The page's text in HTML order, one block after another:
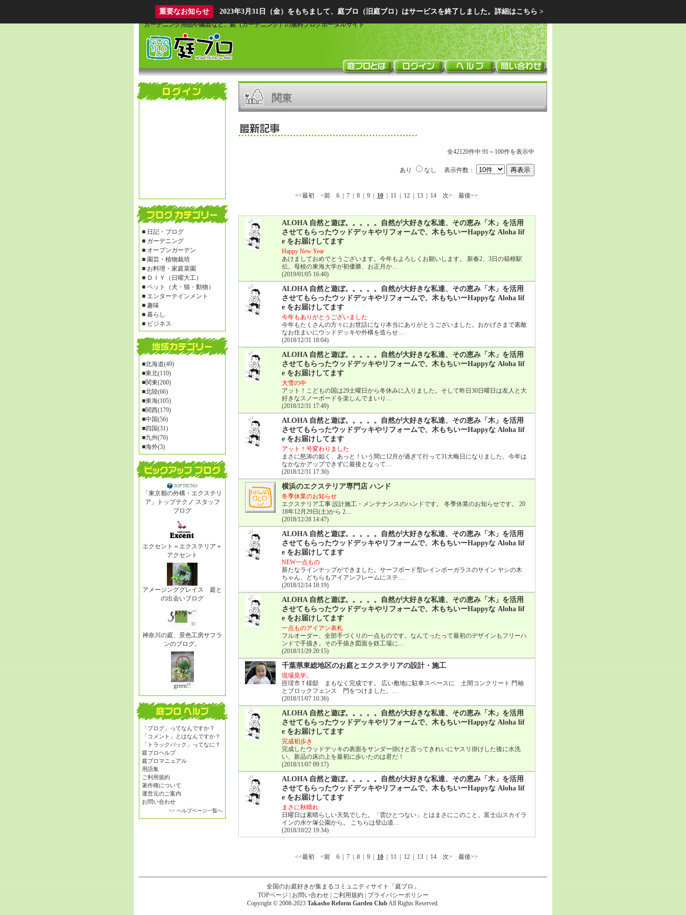
重要なお知らせ 2023年3月31日（金）をもちまして、庭ブロ（旧庭ブロ）はサービスを終了しました。 詳細はこちら >
エクステリア・庭・ガーデニングのリフォーム ガーデン クラブ
What is Niwablo?
ガーデニング用品や園芸など、庭（ガーデニング）の無料ブログポータルサイト
■ 日記・ブログ
■ ガーデニング
■ オープンガーデン
■ 園芸・植物栽培
■ お料理・家庭菜園
■ ＤＩＹ（日曜大工）
■ ペット（犬・猫・動物）
■ エンターテインメント
■ 趣味
■ 暮らし
■ ビジネス
■北海道(49)
■東北(110)
■関東(260)
■北陸(66)
■東海(105)
■関西(179)
■中国(56)
■四国(31)
■九州(70)
■海外(3)
「東京都の外構・エクステリ
ア」トップテクノ スタッフ
ブログ
エクセント＝エクステリア＋
アクセント
アメージンググレイス 庭と
の出会いブログ
神奈川の庭、景色工房サフラ
ンのブログ。
green!!
「ブログ」ってなんですか？
「コメント」とはなんですか？
「トラックバック」ってなに？
庭ブロヘルプ
庭ブロマニュアル
用語集
ご利用規約
著作権について
運営元のご案内
お問い合わせ
>> ヘルプページ一覧へ
関東
全42120件中 91～100件を表示中
あり なし 表示件数：
<<最初 <前 6 7 8 9 10 11 12 13 14 次> 最後>>
ALOHA 自然と遊ぼ。。。。。自然が大好きな私達、その恵み「木」を活用
させてもらったウッドデッキやリフォームで、木もちいーHappyな Aloha lif
e をお届けしてます
Happy New Year
あけましておめでとうございます。今年もよろしくお願いします。 新春2、3日の箱根駅
伝。母校の東海大学が初優勝、お正月か…
(2019/01/05 16:40)
ALOHA 自然と遊ぼ。。。。。自然が大好きな私達、その恵み「木」を活用
させてもらったウッドデッキやリフォームで、木もちいーHappyな Aloha lif
e をお届けしてます
今年もありがとうございました
今年もたくさんの方々にお世話になり本当にありがとうございました。おかげさまで素敵
なお住まいにウッドデッキや外構を造らせ…
(2018/12/31 18:04)
ALOHA 自然と遊ぼ。。。。。自然が大好きな私達、その恵み「木」を活用
させてもらったウッドデッキやリフォームで、木もちいーHappyな Aloha lif
e をお届けしてます
大雪の中
アット！こどもの国は29土曜日から冬休みに入りました。そして昨日30日曜日は友人と大
好きなスノーボードを楽しんでまいり…
(2018/12/31 17:49)
ALOHA 自然と遊ぼ。。。。。自然が大好きな私達、その恵み「木」を活用
させてもらったウッドデッキやリフォームで、木もちいーHappyな Aloha lif
e をお届けしてます
アット！号変わりました
まさに怒涛の如く、あっと！いう間に12月が過ぎて行って31大晦日になりました。今年は
なかなかアップできずに最後となって…
(2018/12/31 17:30)
横浜のエクステリア専門店 ハンド
冬季休業のお知らせ
エクステリア工事 設計施工・メンテナンスのハンドです。 冬季休業のお知らせです。 20
18年12月29日(土)から 2…
(2018/12/28 14:47)
ALOHA 自然と遊ぼ。。。。。自然が大好きな私達、その恵み「木」を活用
させてもらったウッドデッキやリフォームで、木もちいーHappyな Aloha lif
e をお届けしてます
NEW一点もの
新たなラインナップができました。サーフボード型レインボーガラスのサイン ヤシの木
ちゃん、どちらもアイアンフレームにステ…
(2018/12/14 18:19)
ALOHA 自然と遊ぼ。。。。。自然が大好きな私達、その恵み「木」を活用
させてもらったウッドデッキやリフォームで、木もちいーHappyな Aloha lif
e をお届けしてます
一点ものアイアン表札
フルオーダー、全部手づくりの一点ものです。なんてったって最初のデザインもフリーハ
ンドで手描き。その手描き図面を鉄工場に…
(2018/11/29 20:15)
千葉県東総地区のお庭とエクステリアの設計・施工
現場見学。
匝瑳市Ｔ様邸 まもなく完成です。 広い敷地に駐車スペースに 土間コンクリート 門袖
とブロックフェンス 門をつけました。…
(2018/11/07 10:36)
ALOHA 自然と遊ぼ。。。。。自然が大好きな私達、その恵み「木」を活用
させてもらったウッドデッキやリフォームで、木もちいーHappyな Aloha lif
e をお届けしてます
完成初歩き
完成したウッドデッキの表面をサンダー掛けと言ってきれいにヤスリ掛けした後に水洗
い、新品の床の上を最初に歩いたのは君だ！
(2018/11/07 09:17)
ALOHA 自然と遊ぼ。。。。。自然が大好きな私達、その恵み「木」を活用
させてもらったウッドデッキやリフォームで、木もちいーHappyな Aloha lif
e をお届けしてます
まさに秋晴れ
日曜日は素晴らしい天気でした。「雲ひとつない」とはまさにこのこと。富士山スカイラ
インの水ケ塚公園から。 こちらは登山道…
(2018/10/22 19:34)
<<最初 <前 6 7 8 9 10 11 12 13 14 次> 最後>>
全国のお庭好きが集まるコミュニティサイト「庭ブロ」
TOPページ
お問い合わせ ご利用規約
プライバシーポリシー
Copyright © 2008-2023 Takasho Reform Garden ClubAll Rights Reserved.